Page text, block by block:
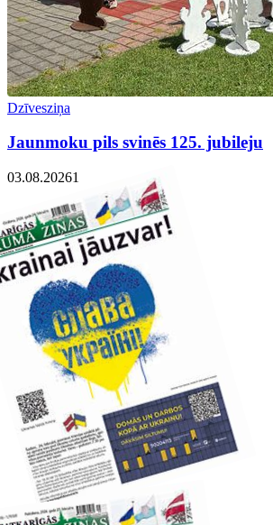
Dzīvesziņa
Jaunmoku pils svinēs 125. jubileju
03.08.20261